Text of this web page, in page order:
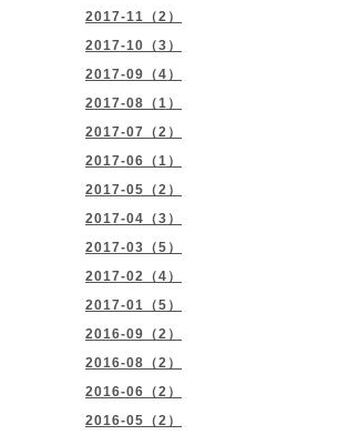
2017-11（2）
2017-10（3）
2017-09（4）
2017-08（1）
2017-07（2）
2017-06（1）
2017-05（2）
2017-04（3）
2017-03（5）
2017-02（4）
2017-01（5）
2016-09（2）
2016-08（2）
2016-06（2）
2016-05（2）